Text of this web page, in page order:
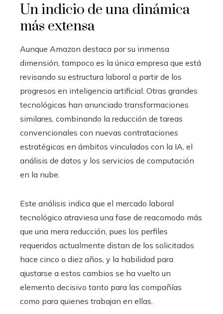
Un indicio de una dinámica
más extensa
Aunque Amazon destaca por su inmensa
dimensión, tampoco es la única empresa que está
revisando su estructura laboral a partir de los
progresos en inteligencia artificial. Otras grandes
tecnológicas han anunciado transformaciones
similares, combinando la reducción de tareas
convencionales con nuevas contrataciones
estratégicas en ámbitos vinculados con la IA, el
análisis de datos y los servicios de computación
en la nube.
Este análisis indica que el mercado laboral
tecnológico atraviesa una fase de reacomodo más
que una mera reducción, pues los perfiles
requeridos actualmente distan de los solicitados
hace cinco o diez años, y la habilidad para
ajustarse a estos cambios se ha vuelto un
elemento decisivo tanto para las compañías
como para quienes trabajan en ellas.